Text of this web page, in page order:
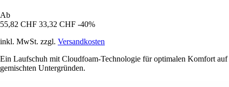
Ab
55,82 CHF 33,32 CHF -40%
inkl. MwSt. zzgl. Versandkosten
Ein Laufschuh mit Cloudfoam-Technologie für optimalen Komfort auf
gemischten Untergründen.